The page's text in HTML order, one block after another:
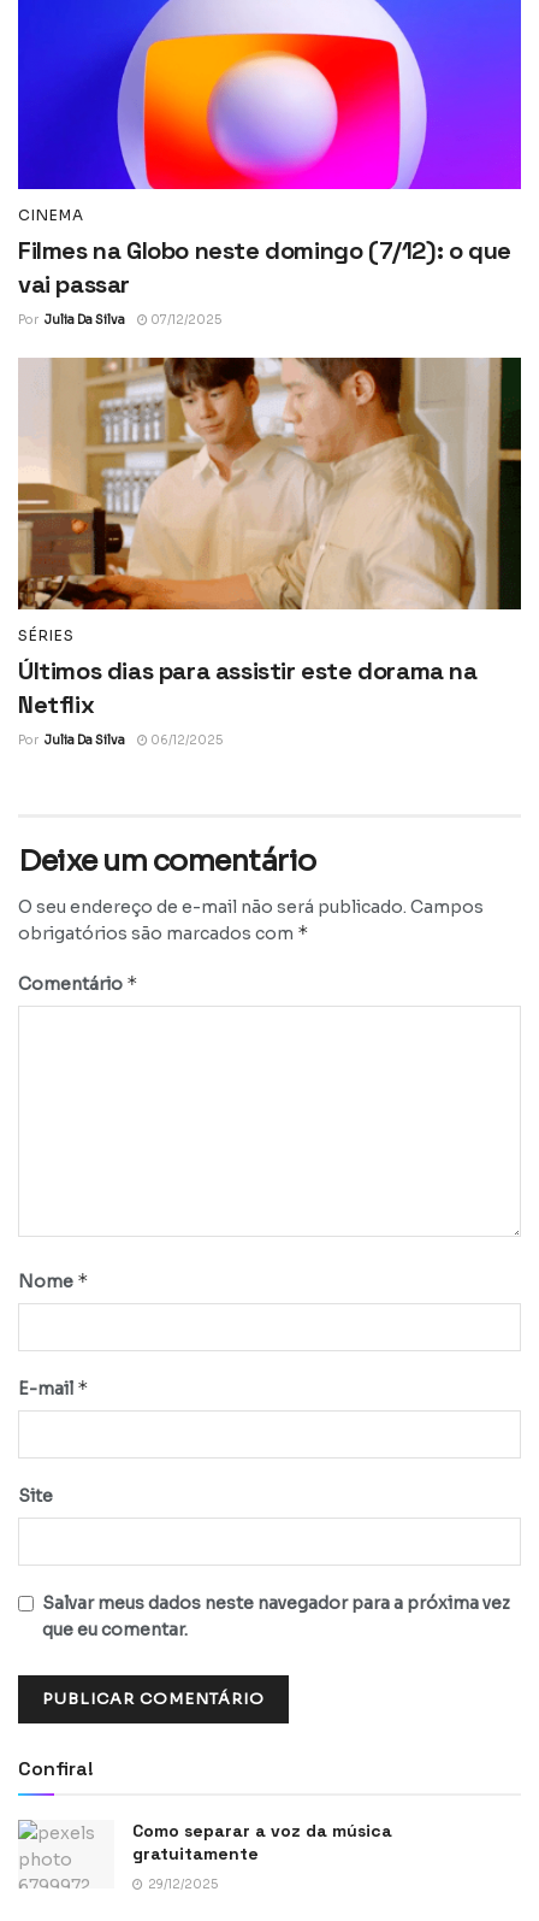
CINEMA
Filmes na Globo neste domingo (7/12): o que
vai passar
Por Julia Da Silva 07/12/2025
SÉRIES
Últimos dias para assistir este dorama na
Netflix
Por Julia Da Silva 06/12/2025
Deixe um comentário
O seu endereço de e-mail não será publicado. Campos
obrigatórios são marcados com *
Comentário *
Nome *
E-mail *
Site
Salvar meus dados neste navegador para a próxima vez
que eu comentar.
Confira!
Como separar a voz da música
gratuitamente
29/12/2025